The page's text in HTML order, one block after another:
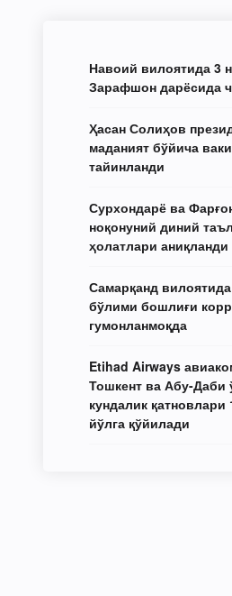
Навоий вилоятида 3
Зарафшон дарёсида
Ҳасан Солиҳов
маданият бўйича
тайинланди
Сурхондарё ва
ноқонуний диний
ҳолатлари аниқланди
Самарқанд
бўлими бошлиғи
гумонланмоқда
Etihad Airways
Тошкент ва Абу-Даби
кундалик қатновлари
йўлга қўйилади